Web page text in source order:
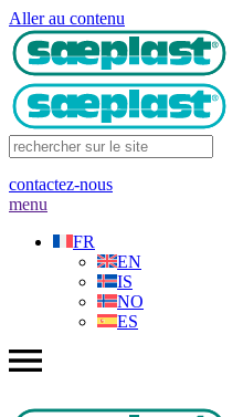
Aller au contenu
contactez-nous
menu
FR
EN
IS
NO
ES